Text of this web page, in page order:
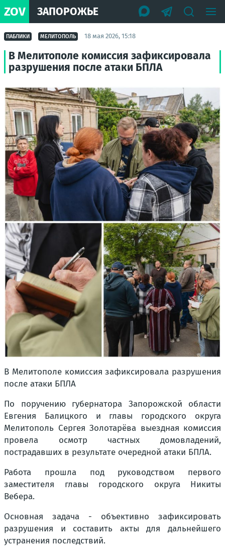
ZOV ЗАПОРОЖЬЕ
ПАБЛИКИ МЕЛИТОПОЛЬ 18 мая 2026, 15:18
В Мелитополе комиссия зафиксировала
разрушения после атаки БПЛА
В Мелитополе комиссия зафиксировала разрушения
после атаки БПЛА
По поручению губернатора Запорожской области
Евгения Балицкого и главы городского округа
Мелитополь Сергея Золотарёва выездная комиссия
провела осмотр частных домовладений,
пострадавших в результате очередной атаки БПЛА.
Работа прошла под руководством первого
заместителя главы городского округа Никиты
Вебера.
Основная задача - объективно зафиксировать
разрушения и составить акты для дальнейшего
устранения последствий.